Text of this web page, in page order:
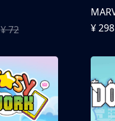
¥ 72
¥ 298